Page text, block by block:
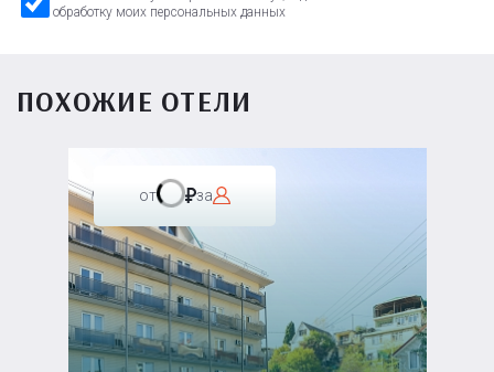
обработку моих персональных данных
ПОХОЖИЕ ОТЕЛИ
от за